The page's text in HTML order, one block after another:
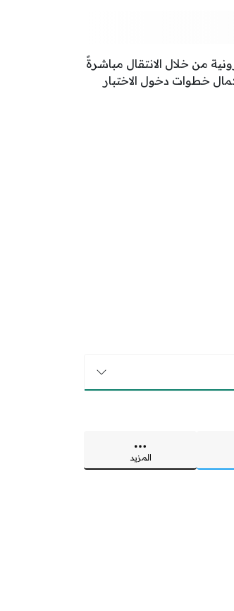
من خلال الانتقال مباشرةً
خطوات دخول الاختبار
المزيد